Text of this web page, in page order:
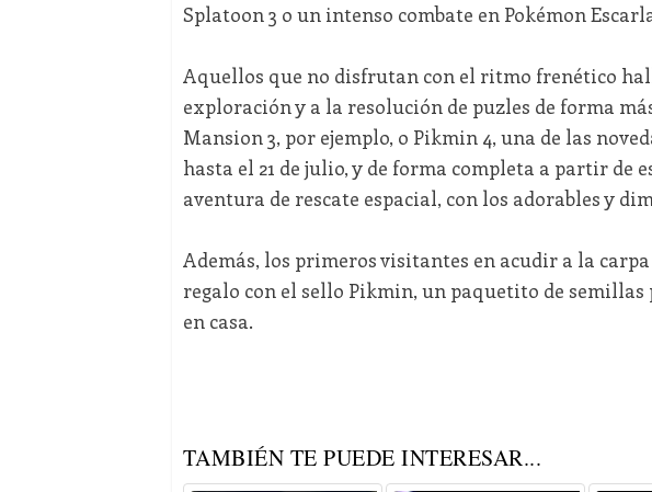
Splatoon 3 o un intenso combate en Pokémon
Aquellos que no disfrutan con el ritmo frenético
exploración y a la resolución de puzles de forma
Mansion 3, por ejemplo, o Pikmin 4, una de las
hasta el 21 de julio, y de forma completa a partir de
aventura de rescate espacial, con los adorables y
Además, los primeros visitantes en acudir a la
regalo con el sello Pikmin, un paquetito de
en casa.
TAMBIÉN TE PUEDE INTERESAR...